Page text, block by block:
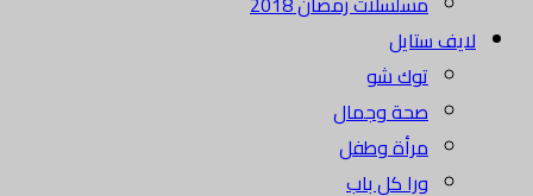
لايف ستايل
توك شو
صحة وجمال
مرأة وطفل
ورا كل باب